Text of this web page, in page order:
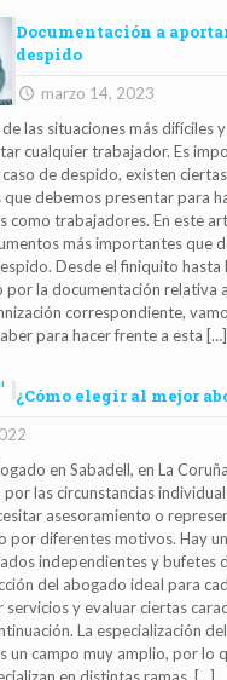
Documentación a
despido
marzo 14, 2023
las situaciones más difíciles
cualquier trabajador. Es
de despido, existen ciertas
debemos presentar para
como trabajadores. En este
más importantes que
Desde el finiquito hasta
por la documentación relativa
correspondiente,
para hacer frente a esta […]
¿Cómo elegir al mejor
en Sabadell, en La
las circunstancias
asesoramiento o
por diferentes motivos. Hay
independientes y bufetes
del abogado ideal para
servicios y evaluar ciertas
La especialización
un campo muy amplio, por lo
en distintas ramas. […]